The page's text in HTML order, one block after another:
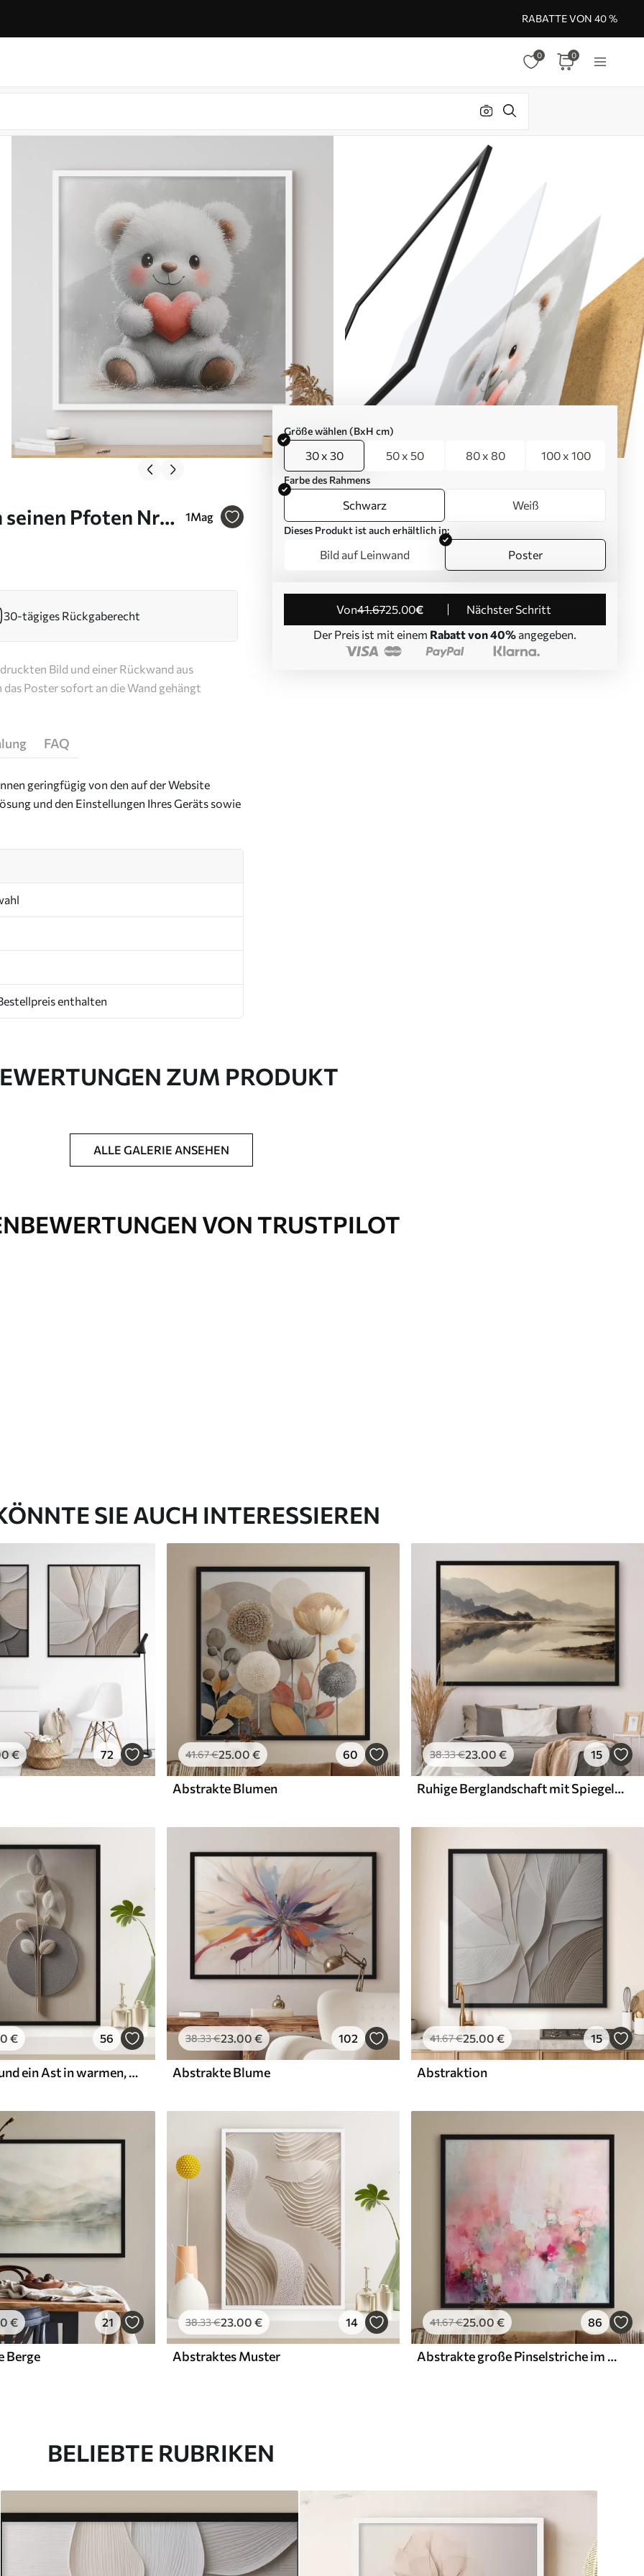
RABATTE VON 40 %
0 0
Pfoten Nr 1Mag
Größe wählen (BxH cm)
30 x 30 50 x 50 80 x 80 100 x 100
Farbe des Rahmens
Schwarz Weiß
Dieses Produkt ist auch erhältlich in:
Bild auf Leinwand Poster
von41.6725.00€
Nächster Schritt
Der Preis ist mit einem Rabatt von 40% angegeben.
30-tägiges Rückgaberecht
Bild und einer Rückwand aus
Poster sofort an die Wand gehängt
FAQ
geringfügig von den auf der Website
und den Einstellungen Ihres Geräts sowie
enthalten
ZUM PRODUKT
ALLE GALERIE ANSEHEN
VON TRUSTPILOT
SIE AUCH INTERESSIEREN
€ 72 41.67€25.00 € 60
Abstrakte Blumen
38.33€23.00 € 15
Ruhige Berglandschaft mit Spiegelung im Wasser
€ 56
Reliefkreise und ein Ast in warmen, neutralen Farbtönen
38.33€23.00 € 102
Abstrakte Blume
41.67€25.00 € 15
Abstraktion
€ 21
Berge
38.33€23.00 € 14
Abstraktes Muster
41.67€25.00 € 86
Abstrakte große Pinselstriche im modernen Stil
BELIEBTE RUBRIKEN